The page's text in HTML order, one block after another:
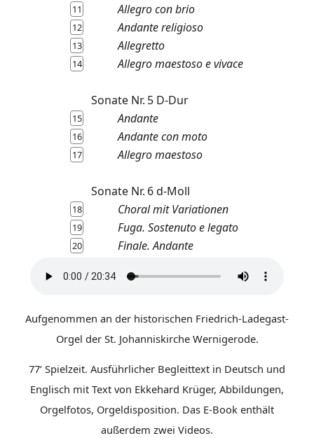
11 Allegro con brio
12 Andante religioso
13 Allegretto
14 Allegro maestoso e vivace
Sonate Nr. 5 D-Dur
15 Andante
16 Andante con moto
17 Allegro maestoso
Sonate Nr. 6 d-Moll
18 Choral mit Variationen
19 Fuga. Sostenuto e legato
20 Finale. Andante
Aufgenommen an der historischen Friedrich-Ladegast-
Orgel der St. Johanniskirche Wernigerode.
77‘ Spielzeit. Ausführlicher Begleittext in Deutsch und
Englisch mit Text von Ekkehard Krüger, Abbildungen,
Orgelfotos, Orgeldisposition. Das E-Book enthält
außerdem zwei Videos.